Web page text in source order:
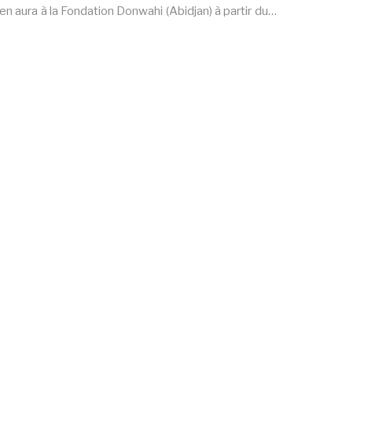
aura à la Fondation Donwahi (Abidjan) à partir du…